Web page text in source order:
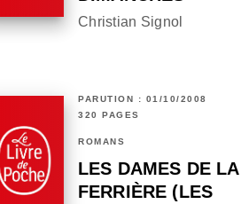
Christian Signol
PARUTION : 01/10/2008
320 PAGES
ROMANS
LES DAMES DE LA
FERRIÈRE (LES